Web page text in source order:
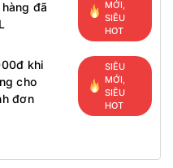
đã
MỚI,
SIÊU
HOT
khi
cho
đơn
SIÊU
MỚI,
SIÊU
HOT